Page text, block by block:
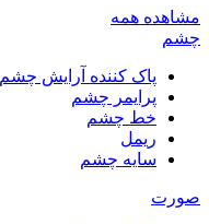
مشاهده همه
چشم
پاک کننده آرایش چشم
پرایمر چشم
خط چشم
ریمل
سایه چشم
صورت